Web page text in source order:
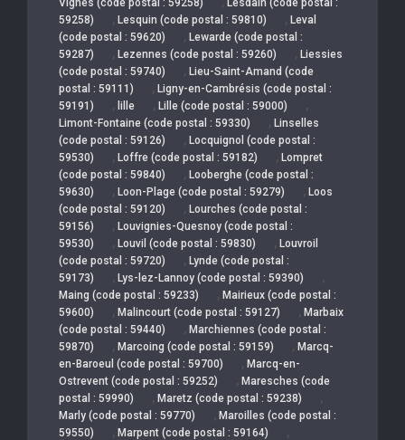
59258)
, Lesquin (code postal : 59810) , Leval
(code postal : 59620)
, Lewarde (code postal :
59287)
, Lezennes (code postal : 59260) , Liessies
(code postal : 59740)
, Lieu-Saint-Amand (code
postal : 59111)
, Ligny-en-Cambrésis (code postal :
59191)
, lille , Lille (code postal : 59000) ,
Limont-Fontaine (code postal : 59330) , Linselles
(code postal : 59126)
, Locquignol (code postal :
59530)
, Loffre (code postal : 59182) , Lompret
(code postal : 59840)
, Looberghe (code postal :
59630)
, Loon-Plage (code postal : 59279) , Loos
(code postal : 59120)
, Lourches (code postal :
59156)
, Louvignies-Quesnoy (code postal :
59530)
, Louvil (code postal : 59830) , Louvroil
(code postal : 59720)
, Lynde (code postal :
59173)
, Lys-lez-Lannoy (code postal : 59390) ,
Maing (code postal : 59233) , Mairieux (code postal :
59600)
, Malincourt (code postal : 59127) , Marbaix
(code postal : 59440)
, Marchiennes (code postal :
59870)
, Marcoing (code postal : 59159) , Marcq-
en-Baroeul (code postal : 59700)
, Marcq-en-
Ostrevent (code postal : 59252)
, Maresches (code
postal : 59990)
, Maretz (code postal : 59238) ,
Marly (code postal : 59770) , Maroilles (code postal :
59550)
, Marpent (code postal : 59164) ,